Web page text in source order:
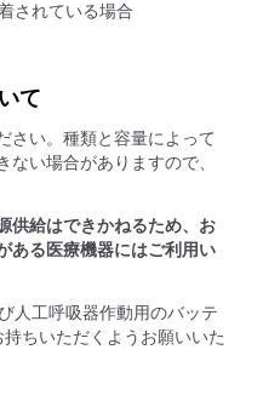
されている場合
て
さい。種類と容量によって
い場合がありますので、
供給はできかねるため、お
ある医療機器にはご利用い
人工呼吸器作動用のバッテ
ちいただくようお願いいた